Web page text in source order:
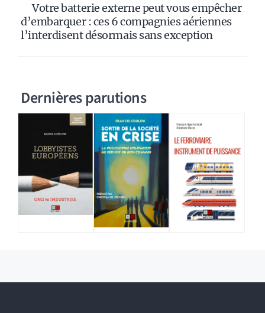
Votre batterie externe peut vous empêcher
d’embarquer : ces 6 compagnies aériennes
l’interdisent désormais sans exception
Dernières parutions